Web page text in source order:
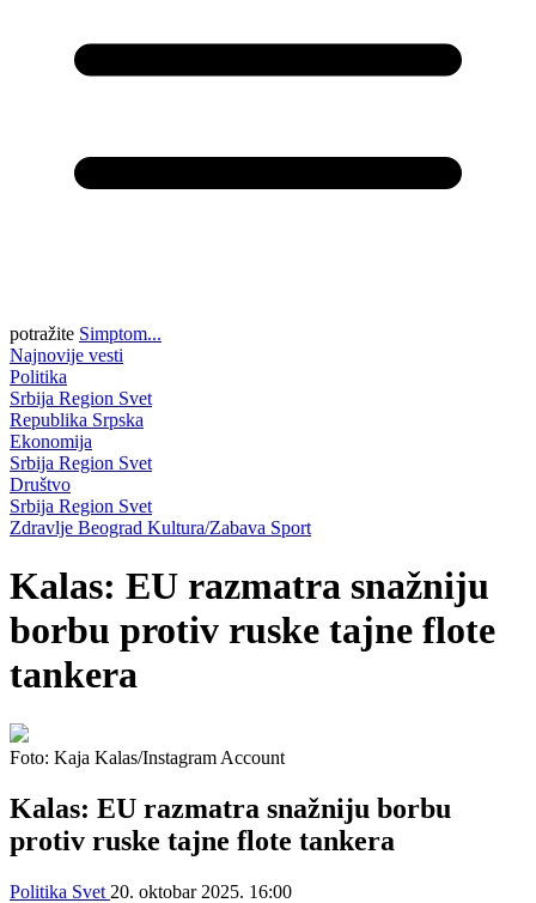
potražite Simptom...
Najnovije vesti
Politika
Srbija Region Svet
Republika Srpska
Ekonomija
Srbija Region Svet
Društvo
Srbija Region Svet
Zdravlje Beograd Kultura/Zabava Sport
Kalas: EU razmatra snažniju
borbu protiv ruske tajne flote
tankera
Foto: Kaja Kalas/Instagram Account
Kalas: EU razmatra snažniju borbu
protiv ruske tajne flote tankera
Politika Svet 20. oktobar 2025. 16:00